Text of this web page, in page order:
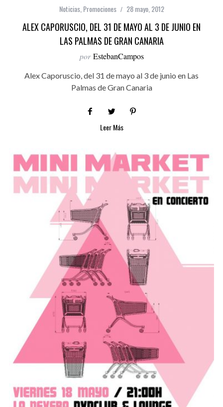
Noticias, Promociones 28 mayo, 2012
ALEX CAPORUSCIO, DEL 31 DE MAYO AL 3 DE JUNIO EN
LAS PALMAS DE GRAN CANARIA
por EstebanCampos
Alex Caporuscio, del 31 de mayo al 3 de junio en Las
Palmas de Gran Canaria
Leer Más